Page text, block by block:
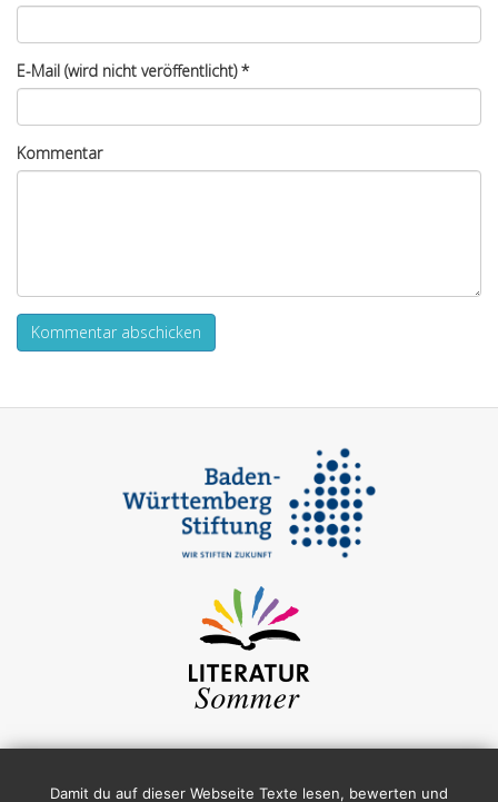
E-Mail (wird nicht veröffentlicht)*
Kommentar
Damit du auf dieser Webseite Texte lesen, bewerten und